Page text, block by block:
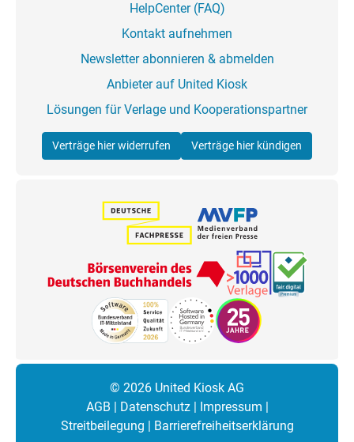
HelpCenter (FAQ)
Kontakt aufnehmen
Newsletter abonnieren & abmelden
Anbieter auf United Kiosk
Lösungen für Verlage und Kooperationspartner
Verträge hier widerrufen Verträge hier kündigen
© 2026 United Kiosk AG
AGB
Datenschutz| Impressum
Streitbeilegung
Barrierefreiheitserklärung